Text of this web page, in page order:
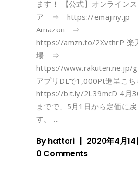
ます！ 【公式】オンラインス
ア ⇒ https://emajiny.jp
Amazon ⇒
https://amzn.to/2XvthrP 楽
場 ⇒
https://www.rakuten.ne.jp/
アプリDLで1,000Pt進呈こ
https://bit.ly/2L39mcD 4月
までで、5月1日から定価に戻
す。
Byhattori
2020年4月14
0 Comments